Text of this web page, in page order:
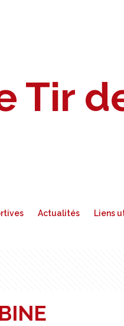
Actualités Liens
Tir